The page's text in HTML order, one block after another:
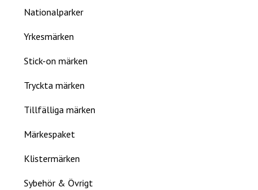
Nationalparker
Yrkesmärken
Stick-on märken
Tryckta märken
Tillfälliga märken
Märkespaket
Klistermärken
Sybehör & Övrigt